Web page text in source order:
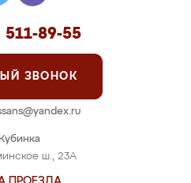
ш., 23А
511-89-55
ЗВОНОК